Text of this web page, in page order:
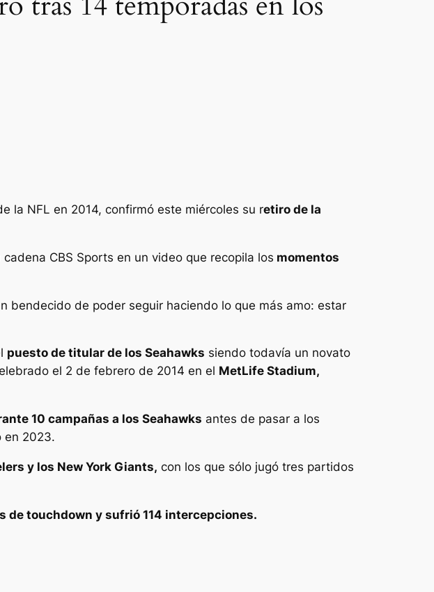
la NFL en 2014, confirmó este miércoles su retiro de la
CBS Sports en un video que recopila los momentos
bendecido de poder seguir haciendo lo que más amo: estar
puesto de titular de los Seahawks siendo todavía un novato
el 2 de febrero de 2014 en el MetLife Stadium,
10 campañas a los Seahawks antes de pasar a los
en 2023.
y los New York Giants, con los que sólo jugó tres partidos
de touchdown y sufrió 114 intercepciones.